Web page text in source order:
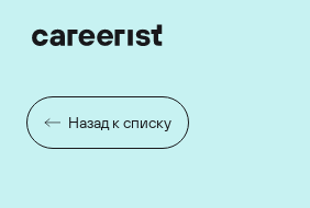
Назад к списку